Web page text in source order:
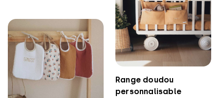
Range doudou
personnalisable